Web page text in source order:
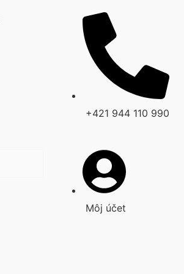
+421 944 110 990
Môj účet